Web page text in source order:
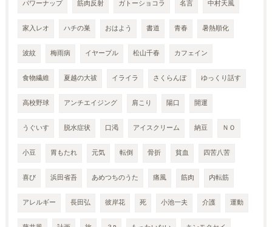
パワーナップ 筋肉反射 ガトーショコラ 名言 中村天風
家入レオ ハチの巣 おはよう 書道 青春 暑熱順化
波紋 梅雨病 イヤープル 松山千春 カフェイン
食物繊維 夏越の大祓 イライラ さくらんぼ ゆっくり話す
高校野球 アンチエイジング 肩こり 陽口 開運
うぐいす 脱水症状 口渇 アイスクリーム 納豆 ＮＯ
小豆 胃もたれ 元気 転倒 骨折 貧血 四苦八苦
喜び 浜田省吾 あめつちのうた 痛風 筋肉 内転筋
アレルギー 長田弘 彼岸花 死 小池一夫 介護 運動